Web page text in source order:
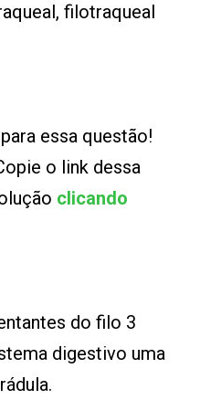
filotraqueal
essa questão!
o link dessa
clicando
do filo 3
digestivo uma